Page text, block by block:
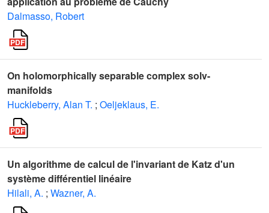
Dalmasso, Robert
On holomorphically separable complex solv-
manifolds
Huckleberry, Alan T. ; Oeljeklaus, E.
Un algorithme de calcul de l'invariant de Katz d'un
système différentiel linéaire
Hilali, A. ; Wazner, A.